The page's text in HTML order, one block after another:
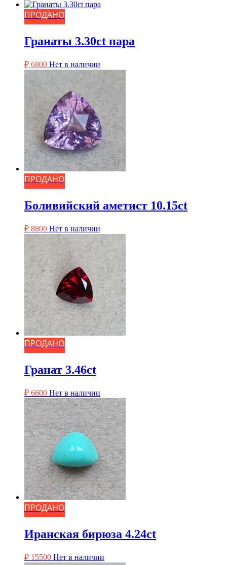
ПРОДАНО
Гранаты 3.30ct пара
₽ 6800 Нет в наличии
ПРОДАНО
Боливийский аметист 10.15ct
₽ 8800 Нет в наличии
ПРОДАНО
Гранат 3.46ct
₽ 6600 Нет в наличии
ПРОДАНО
Иранская бирюза 4.24ct
₽ 15500 Нет в наличии